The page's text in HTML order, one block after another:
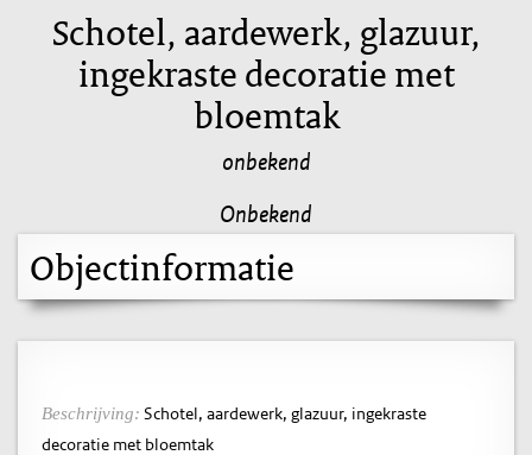
Schotel, aardewerk, glazuur,
ingekraste decoratie met
bloemtak
onbekend
Onbekend
Objectinformatie
Beschrijving: Schotel, aardewerk, glazuur, ingekraste
decoratie met bloemtak